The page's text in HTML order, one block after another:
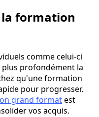
formation
comme celui-ci
profondément la
qu'une formation
pour progresser.
grand formatest
vos acquis.